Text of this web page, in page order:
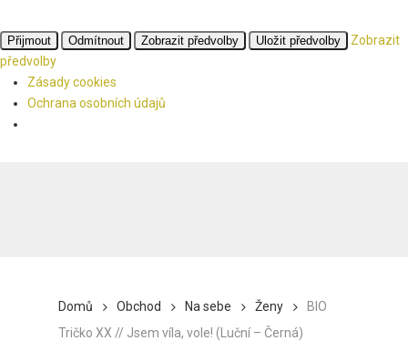
Přijmout Odmítnout Zobrazit předvolby Uložit předvolby
Zobrazit
předvolby
Zásady cookies
Ochrana osobních údajů
Domů Obchod Na sebe Ženy
BIO
Tričko XX // Jsem víla, vole! (Luční – Černá)